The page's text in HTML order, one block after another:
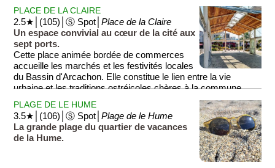
PLACE DE LA CLAIRE
2.5★│(105)│Ⓢ Spot│Place de la Claire
Un espace convivial au cœur de la cité aux
sept ports.
Cette place animée bordée de commerces
accueille les marchés et les festivités locales
du Bassin d'Arcachon. Elle constitue le lien entre la vie
urbaine et les traditions ostréicoles chères à la commune.
PLAGE DE LE HUME
3.5★│(106)│Ⓢ Spot│Plage de le Hume
La grande plage du quartier de vacances
de la Hume.